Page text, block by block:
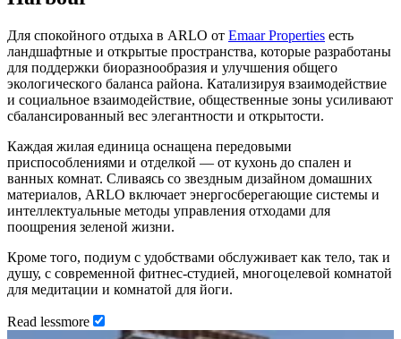
Для спокойного отдыха в ARLO от Emaar Properties есть
ландшафтные и открытые пространства, которые разработаны
для поддержки биоразнообразия и улучшения общего
экологического баланса района. Катализируя взаимодействие
и социальное взаимодействие, общественные зоны усиливают
сбалансированный вес элегантности и открытости.
Каждая жилая единица оснащена передовыми
приспособлениями и отделкой — от кухонь до спален и
ванных комнат. Сливаясь со звездным дизайном домашних
материалов, ARLO включает энергосберегающие системы и
интеллектуальные методы управления отходами для
поощрения зеленой жизни.
Кроме того, подиум с удобствами обслуживает как тело, так и
душу, с современной фитнес-студией, многоцелевой комнатой
для медитации и комнатой для йоги.
Read lessmore